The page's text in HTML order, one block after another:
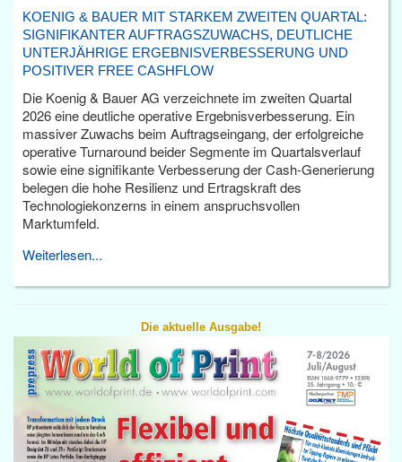
KOENIG & BAUER MIT STARKEM ZWEITEN QUARTAL:
SIGNIFIKANTER AUFTRAGSZUWACHS, DEUTLICHE
UNTERJÄHRIGE ERGEBNISVERBESSERUNG UND
POSITIVER FREE CASHFLOW
Die Koenig & Bauer AG verzeichnete im zweiten Quartal
2026 eine deutliche operative Ergebnisverbesserung. Ein
massiver Zuwachs beim Auftragseingang, der erfolgreiche
operative Turnaround beider Segmente im Quartalsverlauf
sowie eine signifikante Verbesserung der Cash-Generierung
belegen die hohe Resilienz und Ertragskraft des
Technologiekonzerns in einem anspruchsvollen
Marktumfeld.
Weiterlesen...
Die aktuelle Ausgabe!